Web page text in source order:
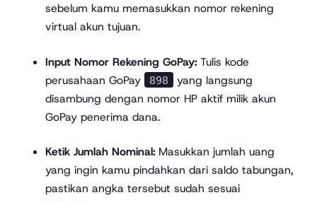
sebelum kamu memasukkan nomor rekening
virtual akun tujuan.
Input Nomor Rekening GoPay:Tulis kode
perusahaan GoPay
898
yang langsung
disambung dengan nomor HP aktif milik akun
GoPay penerima dana.
Ketik Jumlah Nominal:Masukkan jumlah uang
yang ingin kamu pindahkan dari saldo tabungan,
pastikan angka tersebut sudah sesuai